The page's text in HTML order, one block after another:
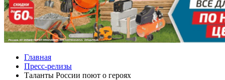
Главная
Пресс-релизы
Таланты России поют о героях